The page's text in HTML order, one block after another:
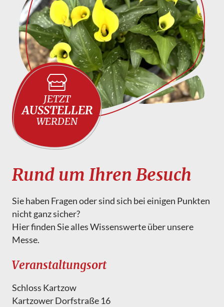
Rund um Ihren Besuch
Sie haben Fragen oder sind sich bei einigen Punkten
nicht ganz sicher?
Hier finden Sie alles Wissenswerte über unsere
Messe.
Veranstaltungsort
Schloss Kartzow
Kartzower Dorfstraße 16
JETZT
AUSSTELLER
WERDEN